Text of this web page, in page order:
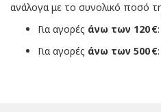
ανάλογα με το συνολικό ποσό
Για αγορές άνω των 120 €
Για αγορές άνω των 500 €